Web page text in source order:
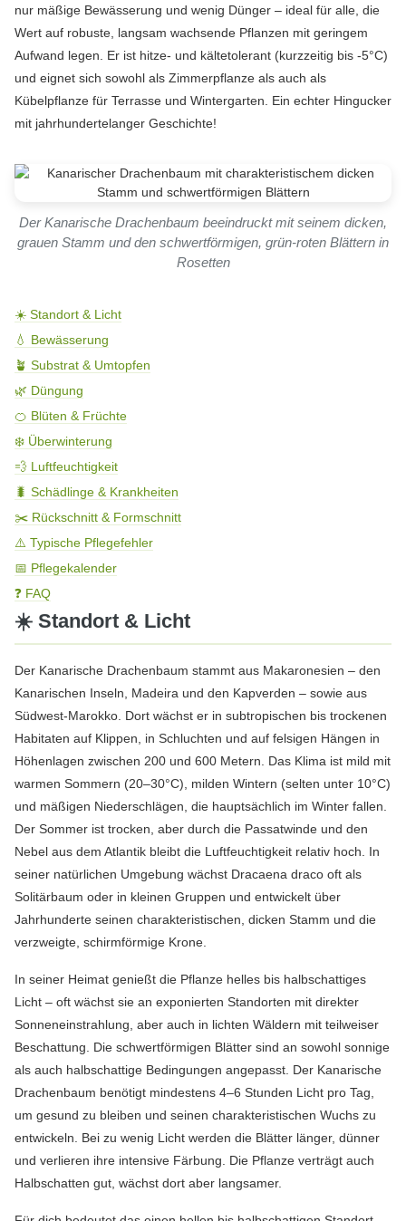
nur mäßige Bewässerung und wenig Dünger – ideal für alle, die
Wert auf robuste, langsam wachsende Pflanzen mit geringem
Aufwand legen. Er ist hitze- und kältetolerant (kurzzeitig bis -5°C)
und eignet sich sowohl als Zimmerpflanze als auch als
Kübelpflanze für Terrasse und Wintergarten. Ein echter Hingucker
mit jahrhundertelanger Geschichte!
Der Kanarische Drachenbaum beeindruckt mit seinem dicken,
grauen Stamm und den schwertförmigen, grün-roten Blättern in
Rosetten
☀️ Standort & Licht
💧 Bewässerung
🪴 Substrat & Umtopfen
🌿 Düngung
🍊 Blüten & Früchte
❄️ Überwinterung
💨 Luftfeuchtigkeit
🐛 Schädlinge & Krankheiten
✂️ Rückschnitt & Formschnitt
⚠️ Typische Pflegefehler
📅 Pflegekalender
❓ FAQ
☀️ Standort & Licht
Der Kanarische Drachenbaum stammt aus Makaronesien – den
Kanarischen Inseln, Madeira und den Kapverden – sowie aus
Südwest-Marokko. Dort wächst er in subtropischen bis trockenen
Habitaten auf Klippen, in Schluchten und auf felsigen Hängen in
Höhenlagen zwischen 200 und 600 Metern. Das Klima ist mild mit
warmen Sommern (20–30°C), milden Wintern (selten unter 10°C)
und mäßigen Niederschlägen, die hauptsächlich im Winter fallen.
Der Sommer ist trocken, aber durch die Passatwinde und den
Nebel aus dem Atlantik bleibt die Luftfeuchtigkeit relativ hoch. In
seiner natürlichen Umgebung wächst Dracaena draco oft als
Solitärbaum oder in kleinen Gruppen und entwickelt über
Jahrhunderte seinen charakteristischen, dicken Stamm und die
verzweigte, schirmförmige Krone.
In seiner Heimat genießt die Pflanze helles bis halbschattiges
Licht – oft wächst sie an exponierten Standorten mit direkter
Sonneneinstrahlung, aber auch in lichten Wäldern mit teilweiser
Beschattung. Die schwertförmigen Blätter sind an sowohl sonnige
als auch halbschattige Bedingungen angepasst. Der Kanarische
Drachenbaum benötigt mindestens 4–6 Stunden Licht pro Tag,
um gesund zu bleiben und seinen charakteristischen Wuchs zu
entwickeln. Bei zu wenig Licht werden die Blätter länger, dünner
und verlieren ihre intensive Färbung. Die Pflanze verträgt auch
Halbschatten gut, wächst dort aber langsamer.